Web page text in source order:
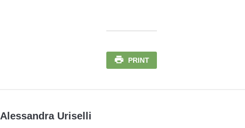
PRINT
Alessandra Uriselli